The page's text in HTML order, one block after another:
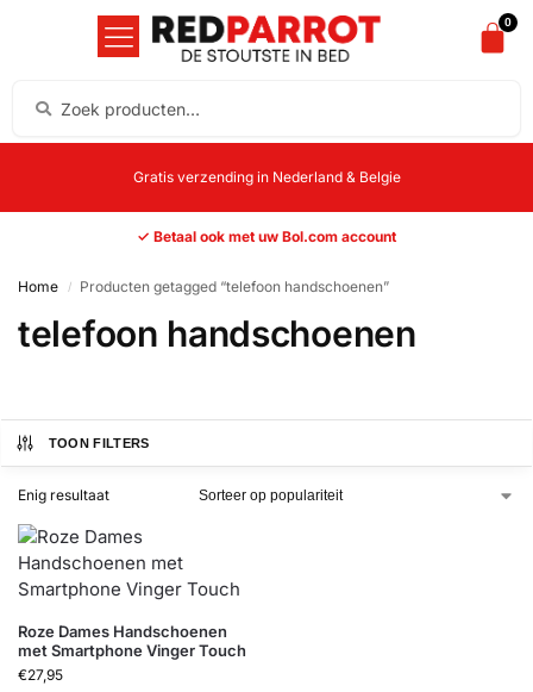
0
Gratis verzending in Nederland & Belgie
✓ Betaal ook met uw Bol.com account
Home / Producten getagged “telefoon handschoenen”
telefoon handschoenen
TOON FILTERS
Enig resultaat
Roze Dames Handschoenen
met Smartphone Vinger Touch
€27,95